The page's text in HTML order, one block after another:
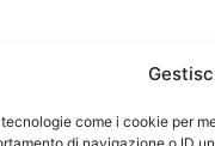
come i cookie per